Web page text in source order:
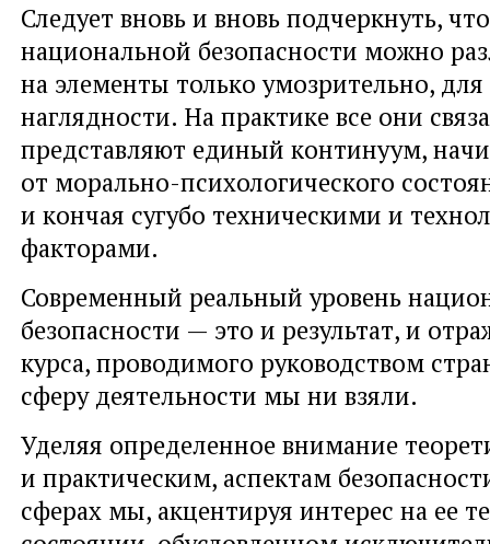
Следует вновь и вновь подчеркнуть,
национальной безопасности можно
на элементы только умозрительно,
наглядности. На практике все они
представляют единый континуум,
от морально-психологического
и кончая сугубо техническими и
факторами.
Современный реальный уровень
безопасности — это и результат, и
курса, проводимого руководством
сферу деятельности мы ни взяли.
Уделяя определенное внимание
и практическим, аспектам
сферах мы, акцентируя интерес на ее